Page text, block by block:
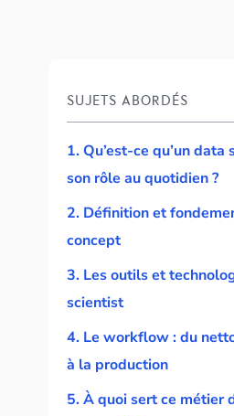
SUJETS ABORDÉS
1. Qu’est-ce qu’un
son rôle au quotidien ?
2. Définition et
concept
3. Les outils et
scientist
4. Le workflow : du
à la production
5. À quoi sert ce métier